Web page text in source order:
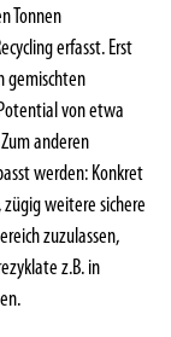
Tonnen
erfasst. Erst
gemischten
von etwa
anderen
werden: Konkret
zügig weitere sichere
zuzulassen,
z.B. in